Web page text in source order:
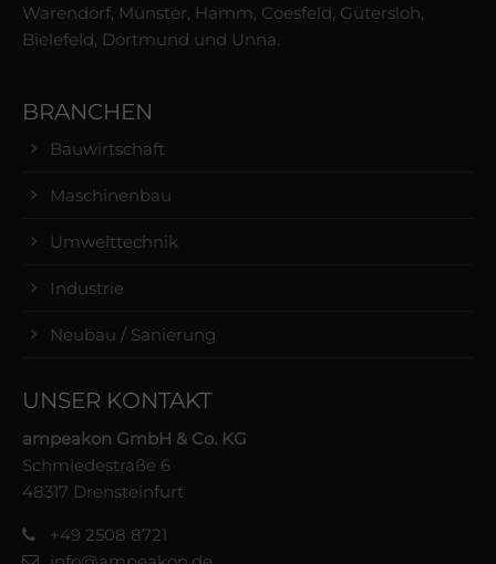
Warendorf, Münster, Hamm, Coesfeld, Gütersloh,
Bielefeld, Dortmund und Unna.
BRANCHEN
Bauwirtschaft
Maschinenbau
Umwelttechnik
Industrie
Neubau / Sanierung
UNSER KONTAKT
ampeakon GmbH & Co. KG
Schmiedestraße 6
48317 Drensteinfurt
+49 2508 8721